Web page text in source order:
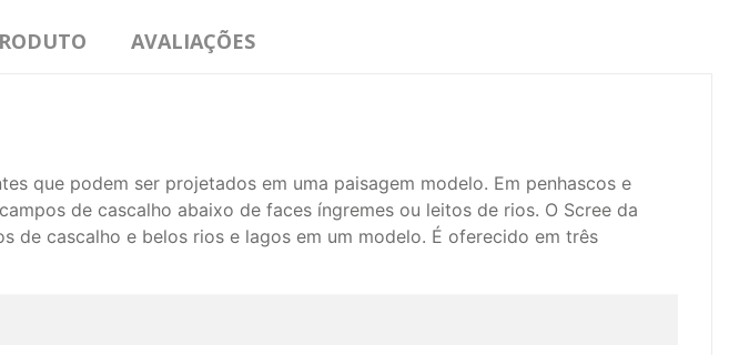
AVALIAÇÕES
que podem ser projetados em uma paisagem modelo. Em penhascos e
de cascalho abaixo de faces íngremes ou leitos de rios. O Scree da
de cascalho e belos rios e lagos em um modelo. É oferecido em três